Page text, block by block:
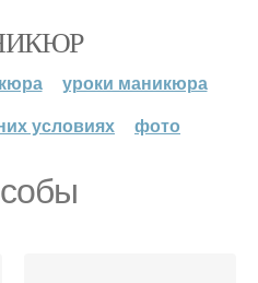
уроки маникюра
условиях
фото